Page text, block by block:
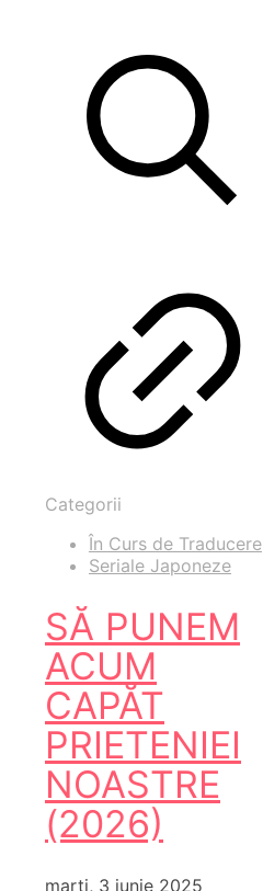
Categorii
În Curs de Traducere
Seriale Japoneze
SĂ PUNEM
ACUM
CAPĂT
PRIETENIEI
NOASTRE
(2026)
marți, 3 iunie 2025